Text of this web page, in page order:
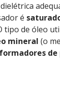
é
tipo de óleo
mineral (o
de